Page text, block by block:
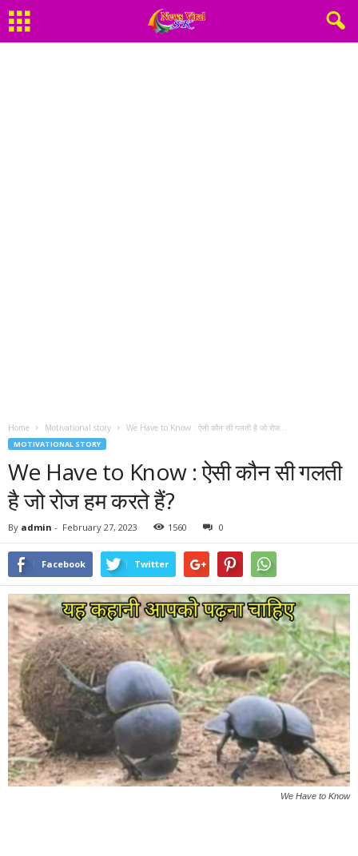
Home Motivational story We Have to Know : ऐसी कौन सी गलती है जो रोज...
MOTIVATIONAL STORY
We Have to Know : ऐसी कौन सी गलती
है जो रोज हम करते हैं?
By admin - February 27, 2023 1560 0
Facebook Twitter
We Have to Know